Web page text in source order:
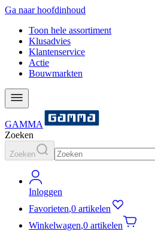
Ga naar hoofdinhoud
Toon hele assortiment
Klusadvies
Klantenservice
Actie
Bouwmarkten
GAMMA
Zoeken
Zoeken
Inloggen
Favorieten,0 artikelen
Winkelwagen,0 artikelen